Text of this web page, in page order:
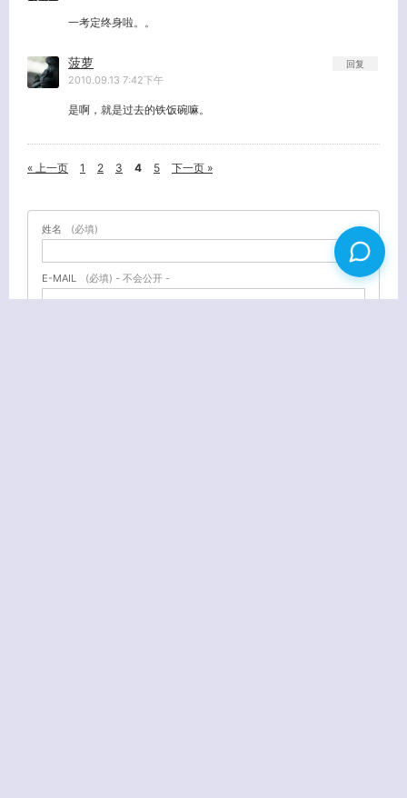
一考定终身啦。。
菠萝
2010.09.13 7:42下午
是啊，就是过去的铁饭碗嘛。
回复
« 上一页 1 2 3 4 5 下一页 »
姓名 (必填)
E-MAIL (必填) - 不会公开 -